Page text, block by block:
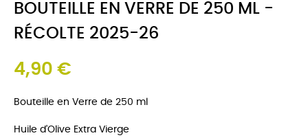
BOUTEILLE EN VERRE DE 250 ML -
RÉCOLTE 2025-26
4,90 €
Bouteille en Verre de 250 ml
Huile d'Olive Extra Vierge